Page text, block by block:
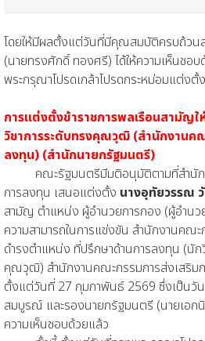
โดยให้มีผลตั้งแต่วันที่มีคุณสมบัติครบถ้ว
(นายทรงศักดิ์ ทองศรี) ได้ให้ความเห็นช
พระกรุณาโปรดเกล้าโปรดกระหม่อมแต่งตั้
การแต่งตั้งข้าราชการพลเรือนสามัญใ
วิชาการระดับทรงคุณวุฒิ (สำนักงานค
ลงทุน) (สำนักนายกรัฐมนตรี)
คณะรัฐมนตรีมีมติอนุมัติตามที่สำนักง
การลงทุน เสนอแต่งตั้ง นางอุทัยวรรณ
สามัญ ตำแหน่ง ผู้อำนวยการกอง (ผู้อำนว
ความสามารถในการแข่งขัน สำนักงานคณ
ดำรงตำแหน่ง ที่ปรึกษาด้านการลงทุน (นัก
คุณวุฒิ) สำนักงานคณะกรรมการส่งเสริม
ตั้งแต่วันที่ 27 กุมภาพันธ์ 2569 ซึ่งเป็น
สมบูรณ์ และรองนายกรัฐมนตรี (นายเอก
ความเห็นชอบด้วยแล้ว